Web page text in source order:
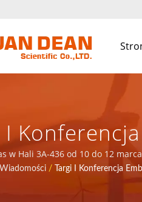
I
DEAN
w Hali 3A-436 od 10 do 12
w 1995 roku w Xiamen w
Wiadomości / Targi I Konferencja